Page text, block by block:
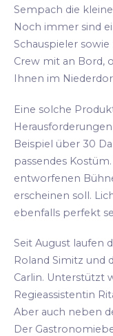
Sempach die
Noch immer sind
Schauspieler
Crew mit an Bord,
Ihnen im
Eine solche
Beispiel über 30
passendes
entworfenen
erscheinen soll.
ebenfalls perfekt
Seit August laufen
Roland Simitz und
Carlin. Unterstützt
Regieassistentin
Aber auch neben
Der